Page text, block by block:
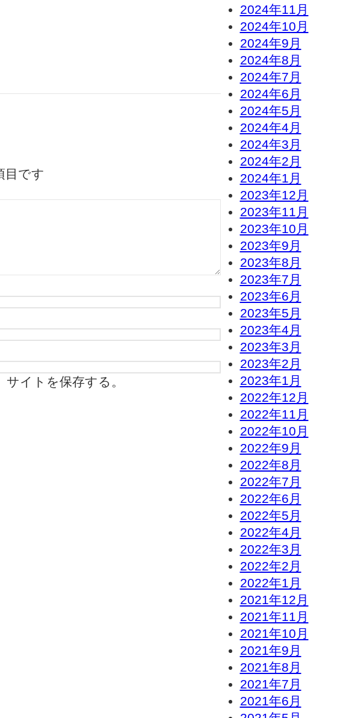
目です
イトを保存する。
2024年11月
2024年10月
2024年9月
2024年8月
2024年7月
2024年6月
2024年5月
2024年4月
2024年3月
2024年2月
2024年1月
2023年12月
2023年11月
2023年10月
2023年9月
2023年8月
2023年7月
2023年6月
2023年5月
2023年4月
2023年3月
2023年2月
2023年1月
2022年12月
2022年11月
2022年10月
2022年9月
2022年8月
2022年7月
2022年6月
2022年5月
2022年4月
2022年3月
2022年2月
2022年1月
2021年12月
2021年11月
2021年10月
2021年9月
2021年8月
2021年7月
2021年6月